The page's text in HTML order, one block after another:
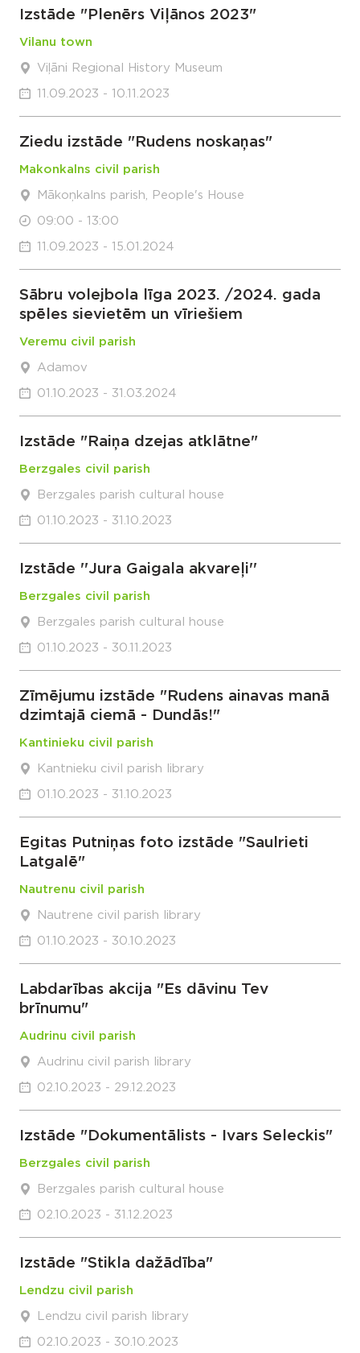
Izstāde "Plenērs Viļānos 2023"
Vilanu town
Viļāni Regional History Museum
11.09.2023 - 10.11.2023
Ziedu izstāde "Rudens noskaņas"
Makonkalns civil parish
Mākoņkalns parish, People's House
09:00 - 13:00
11.09.2023 - 15.01.2024
Sābru volejbola līga 2023. /2024. gada
spēles sievietēm un vīriešiem
Veremu civil parish
Adamov
01.10.2023 - 31.03.2024
Izstāde "Raiņa dzejas atklātne"
Berzgales civil parish
Berzgales parish cultural house
01.10.2023 - 31.10.2023
Izstāde ''Jura Gaigala akvareļi''
Berzgales civil parish
Berzgales parish cultural house
01.10.2023 - 30.11.2023
Zīmējumu izstāde "Rudens ainavas manā
dzimtajā ciemā - Dundās!"
Kantinieku civil parish
Kantnieku civil parish library
01.10.2023 - 31.10.2023
Egitas Putniņas foto izstāde "Saulrieti
Latgalē"
Nautrenu civil parish
Nautrene civil parish library
01.10.2023 - 30.10.2023
Labdarības akcija "Es dāvinu Tev
brīnumu"
Audrinu civil parish
Audrinu civil parish library
02.10.2023 - 29.12.2023
Izstāde "Dokumentālists - Ivars Seleckis"
Berzgales civil parish
Berzgales parish cultural house
02.10.2023 - 31.12.2023
Izstāde "Stikla dažādība"
Lendzu civil parish
Lendzu civil parish library
02.10.2023 - 30.10.2023